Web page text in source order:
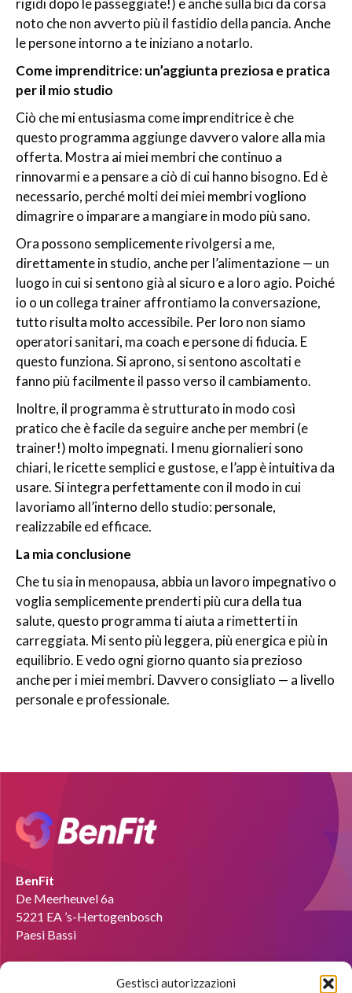
Gestisci autorizzazioni
rigidi dopo le passeggiate!) e anche sulla bici da corsa
noto che non avverto più il fastidio della pancia. Anche
le persone intorno a te iniziano a notarlo.
Come imprenditrice: un’aggiunta preziosa e pratica
per il mio studio
Ciò che mi entusiasma come imprenditrice è che
questo programma aggiunge davvero valore alla mia
offerta. Mostra ai miei membri che continuo a
rinnovarmi e a pensare a ciò di cui hanno bisogno. Ed è
necessario, perché molti dei miei membri vogliono
dimagrire o imparare a mangiare in modo più sano.
Ora possono semplicemente rivolgersi a me,
direttamente in studio, anche per l’alimentazione — un
luogo in cui si sentono già al sicuro e a loro agio. Poiché
io o un collega trainer affrontiamo la conversazione,
tutto risulta molto accessibile. Per loro non siamo
operatori sanitari, ma coach e persone di fiducia. E
questo funziona. Si aprono, si sentono ascoltati e
fanno più facilmente il passo verso il cambiamento.
Inoltre, il programma è strutturato in modo così
pratico che è facile da seguire anche per membri (e
trainer!) molto impegnati. I menu giornalieri sono
chiari, le ricette semplici e gustose, e l’app è intuitiva da
usare. Si integra perfettamente con il modo in cui
lavoriamo all’interno dello studio: personale,
realizzabile ed efficace.
La mia conclusione
Che tu sia in menopausa, abbia un lavoro impegnativo o
voglia semplicemente prenderti più cura della tua
salute, questo programma ti aiuta a rimetterti in
carreggiata. Mi sento più leggera, più energica e più in
equilibrio. E vedo ogni giorno quanto sia prezioso
anche per i miei membri. Davvero consigliato — a livello
personale e professionale.
BenFit
De Meerheuvel 6a
5221 EA ’s-Hertogenbosch
Paesi Bassi